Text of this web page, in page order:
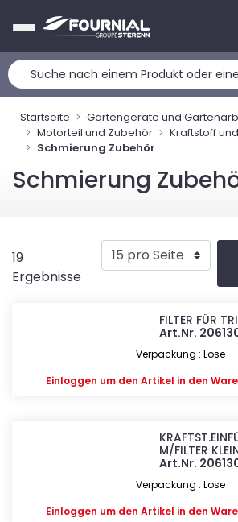
Startseite
Gartengeräte und
Motorteil und Zubehör
Kraftstoff
Schmierung Zubehör
Schmierung
19
Ergebnisse
FILTER FÜR
Art.Nr.
Verpackung : Lose
Einloggen um den Artikel in den
M/FILTER
Art.Nr.
Verpackung : Lose
Einloggen um den Artikel in den